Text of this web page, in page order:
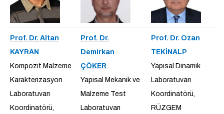
Prof. Dr. Altan
KAYRAN
Kompozit Malzeme
Karakterizasyon
Laboratuvarı
Koordinatörü,
Prof. Dr.
Demirkan
ÇÖKER
Yapısal Mekanik ve
Malzeme Test
Laboratuvarı
Prof. Dr. Ozan
TEKİNALP
Yapısal Dinamik
Laboratuvarı
Koordinatörü,
RÜZGEM